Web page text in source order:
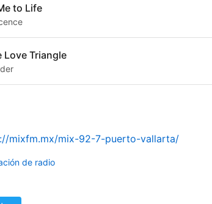
to Life
Love Triangle
mixfm.mx/mix-92-7-puerto-vallarta/
de radio